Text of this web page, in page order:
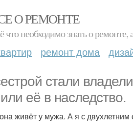
О РЕМОНТЕ
что необходимо знать о
ремонт дома
стали
её в наследство.
живёт у мужа. А я с